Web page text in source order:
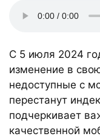
С 5 июля 2024
изменение в
недоступные с
перестанут
подчеркивает
качественной